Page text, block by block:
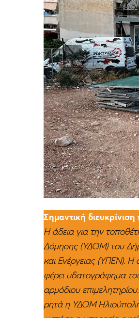
Σημαντική
Η άδεια για την
Δόμησης (ΥΔΟΜ) του
και Ενέργειας (ΥΠΕΝ). Η
φέρει υδατογράφημα
αρμόδιου
ρητά η ΥΔΟΜ